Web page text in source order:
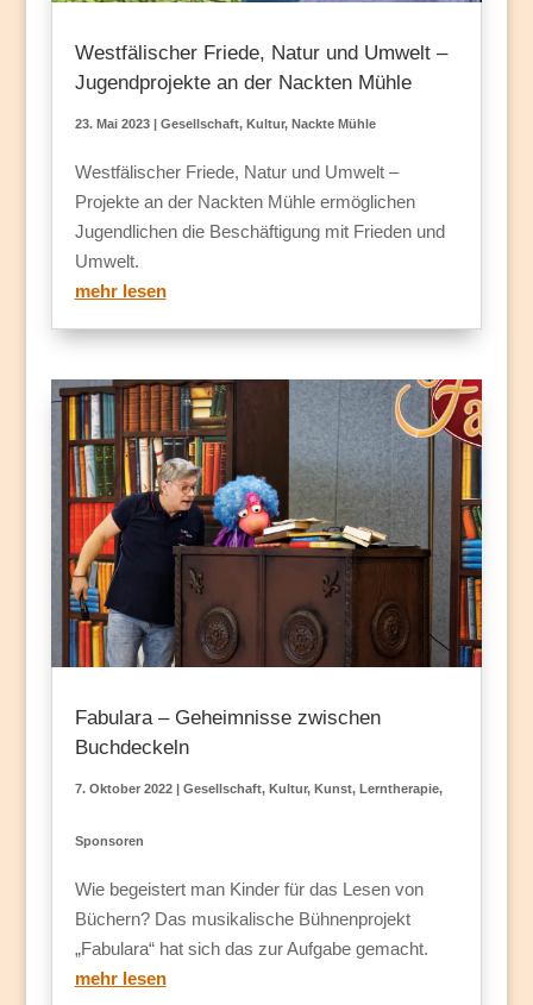
Westfälischer Friede, Natur und Umwelt –
Jugendprojekte an der Nackten Mühle
23. Mai 2023| Gesellschaft, Kultur, Nackte Mühle
Westfälischer Friede, Natur und Umwelt –
Projekte an der Nackten Mühle ermöglichen
Jugendlichen die Beschäftigung mit Frieden und
Umwelt.
mehr lesen
Fabulara – Geheimnisse zwischen
Buchdeckeln
7. Oktober 2022| Gesellschaft, Kultur, Kunst, Lerntherapie,
Sponsoren
Wie begeistert man Kinder für das Lesen von
Büchern? Das musikalische Bühnenprojekt
„Fabulara“ hat sich das zur Aufgabe gemacht.
mehr lesen